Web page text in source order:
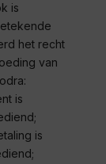
is
het recht
van
is
is